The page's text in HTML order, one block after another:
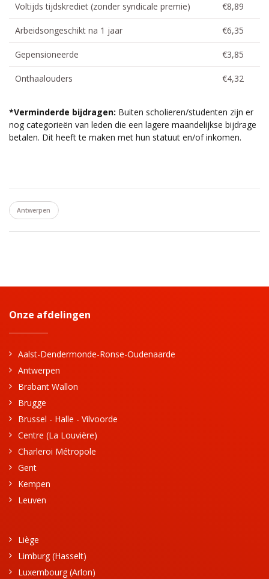
Voltijds tijdskrediet (zonder syndicale premie) €8,89
Arbeidsongeschikt na 1 jaar €6,35
Gepensioneerde €3,85
Onthaalouders €4,32
*Verminderde bijdragen: Buiten scholieren/studenten zijn er
nog categorieën van leden die een lagere maandelijkse bijdrage
betalen. Dit heeft te maken met hun statuut en/of inkomen.
Antwerpen
Onze afdelingen
Aalst-Dendermonde-Ronse-Oudenaarde
Antwerpen
Brabant Wallon
Brugge
Brussel - Halle - Vilvoorde
Centre (La Louvière)
Charleroi Métropole
Gent
Kempen
Leuven
Liège
Limburg (Hasselt)
Luxembourg (Arlon)